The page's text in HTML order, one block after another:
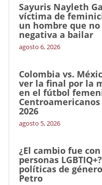
Sayuris Nayleth
víctima de
un hombre que no
negativa a bailar
agosto 6, 2026
Colombia vs.
ver la final por la
en el fútbol
2026
agosto 5, 2026
¿El cambio fue
personas
políticas de
Petro